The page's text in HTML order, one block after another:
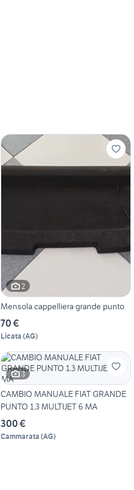
2
Mensola cappelliera grande punto
70 €
Licata (AG)
3
CAMBIO MANUALE FIAT GRANDE
PUNTO 1.3 MULTIJET 6 MA
300 €
Cammarata (AG)